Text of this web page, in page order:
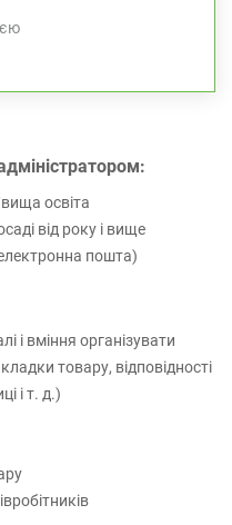
освіта
від року і вище
пошта)
і вміння організувати
товару, відповідності
і т. д.)